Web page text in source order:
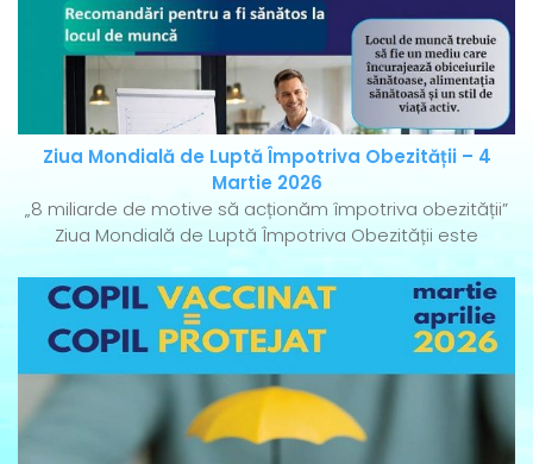
Ziua Mondială de Luptă Împotriva Obezității – 4
Martie 2026
„8 miliarde de motive să acționăm împotriva obezității”
Ziua Mondială de Luptă Împotriva Obezității este